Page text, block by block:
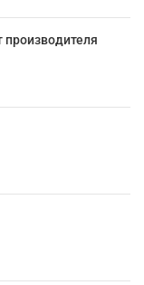
производителя